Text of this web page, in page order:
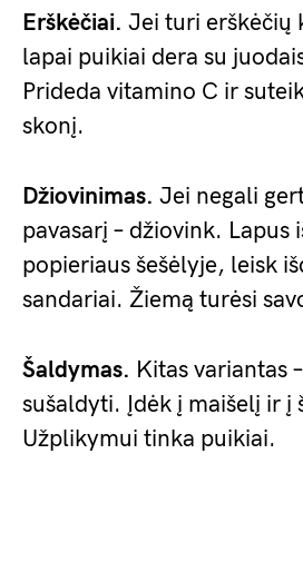
Erškėčiai. Jei turi erškėčių
lapai puikiai dera su
Prideda vitamino C ir
skonį.
Džiovinimas. Jei negali
pavasarį – džiovink. Lapus
popieriaus šešėlyje, leisk
sandariai. Žiemą turėsi
Šaldymas. Kitas variantas
sušaldyti. Įdėk į maišelį ir į
Užplikymui tinka puikiai.